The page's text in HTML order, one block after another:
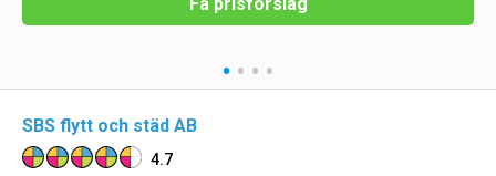
• • • •
SBS flytt och städ AB
4.7